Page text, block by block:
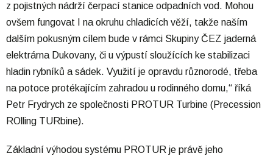
z pojistných nádrží čerpací stanice odpadních vod. Mohou
ovšem fungovat I na okruhu chladicích věží, takže naším
dalším pokusným cílem bude v rámci Skupiny ČEZ jaderná
elektrárna Dukovany, či u výpustí sloužících ke stabilizaci
hladin rybníků a sádek. Využití je opravdu různorodé, třeba
na potoce protékajícím zahradou u rodinného domu,“ říká
Petr Frydrych ze společnosti PROTUR Turbine (Precession
ROlling TURbine).
Základní výhodou systému PROTUR je právě jeho